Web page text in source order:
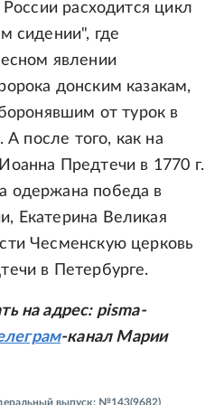
расходится цикл
сидении", где
явлении
донским казакам,
от турок в
А после того, как на
Предтечи в 1770 г.
одержана победа в
Екатерина Великая
Чесменскую церковь
в Петербурге.
на адрес: pisma-
-канал Марии
выпуск: №143(9682)